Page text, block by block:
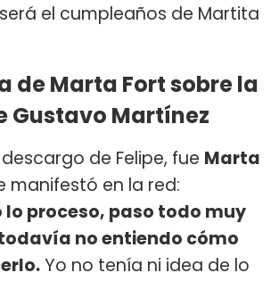
el cumpleaños de Martita
de Marta Fort sobre la
Gustavo Martínez
de Felipe, fue Marta
manifestó en la red:
lo proceso, paso todo muy
no entiendo cómo
Yo no tenía ni idea de lo